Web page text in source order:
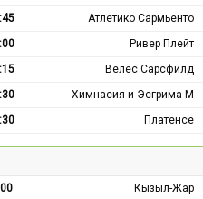
Атлетико Сармьенто
Ривер Плейт
Велес Сарсфилд
Химнасия и Эсгрима М
Платенсе
Кызыл-Жар